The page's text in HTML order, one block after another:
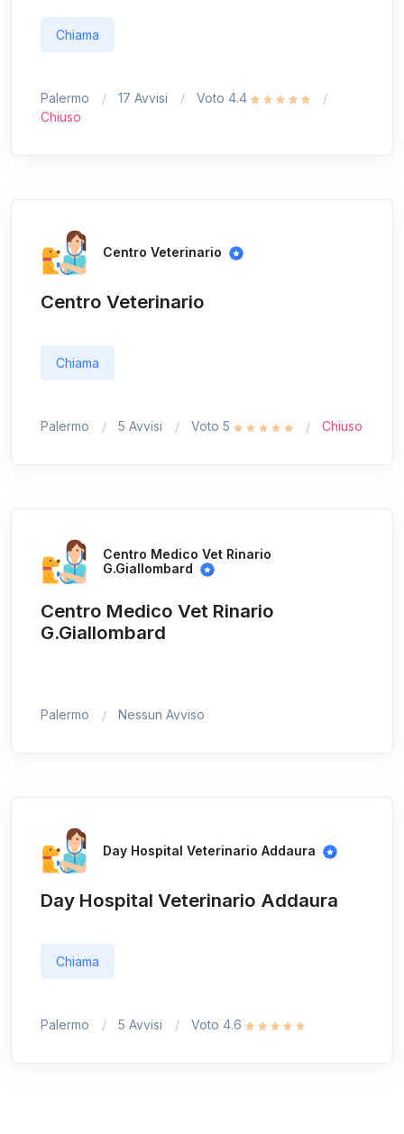
Chiama
Palermo 17 Avvisi
Voto 4.4
Chiuso
Centro Veterinario
Centro Veterinario
Chiama
Palermo 5 Avvisi Voto 5 Chiuso
Centro Medico Vet Rinario
G.Giallombard
Centro Medico Vet Rinario
G.Giallombard
Palermo Nessun Avviso
Day Hospital Veterinario Addaura
Day Hospital Veterinario Addaura
Chiama
Palermo 5 Avvisi Voto 4.6